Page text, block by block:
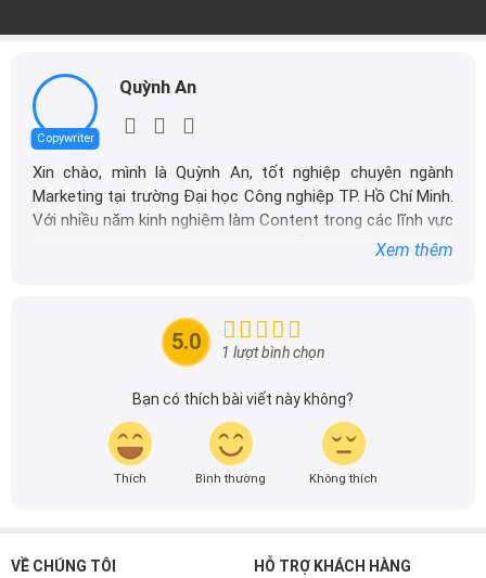
Copywriter
Quỳnh An
Xin chào, mình là Quỳnh An, tốt nghiệp chuyên ngành
Marketing tại trường Đại học Công nghiệp TP. Hồ Chí Minh.
Với nhiều năm kinh nghiệm làm Content trong các lĩnh vực
như nông nghiệp, công nghệ, mỹ phẩm cho đến giáo dục,
tập trung vào việc sản xuất các nội dung liên quan đến ô
tô, tận dụng chuyên môn và kinh nghiệm của bản thân để
mang đến những thông tin giá trị cho cộng đồng.
Với kinh nghiệm và sự đam mê với ô tô, mình luôn nỗ lực
nghiên cứu và học hỏi, mong muốn mang đến cho bạn
đọc những bài viết chất lượng, sáng tạo và đầy đủ thông
tin. Từ việc đánh giá chi tiết sản phẩm, dịch vụ đến việc
kiến thức thú vị và hữu ích được chia sẻ mỗi ngày ngay tại
Xem thêm
5.0 1 lượt bình chọn
Bạn có thích bài viết này không?
Thích Bình thường Không thích
VỀ CHÚNG TÔI HỖ TRỢ KHÁCH HÀNG